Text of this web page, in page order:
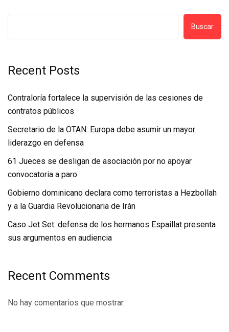
Buscar
Recent Posts
Contraloría fortalece la supervisión de las cesiones de
contratos públicos
Secretario de la OTAN: Europa debe asumir un mayor
liderazgo en defensa
61 Jueces se desligan de asociación por no apoyar
convocatoria a paro
Gobierno dominicano declara como terroristas a Hezbollah
y a la Guardia Revolucionaria de Irán
Caso Jet Set: defensa de los hermanos Espaillat presenta
sus argumentos en audiencia
Recent Comments
No hay comentarios que mostrar.